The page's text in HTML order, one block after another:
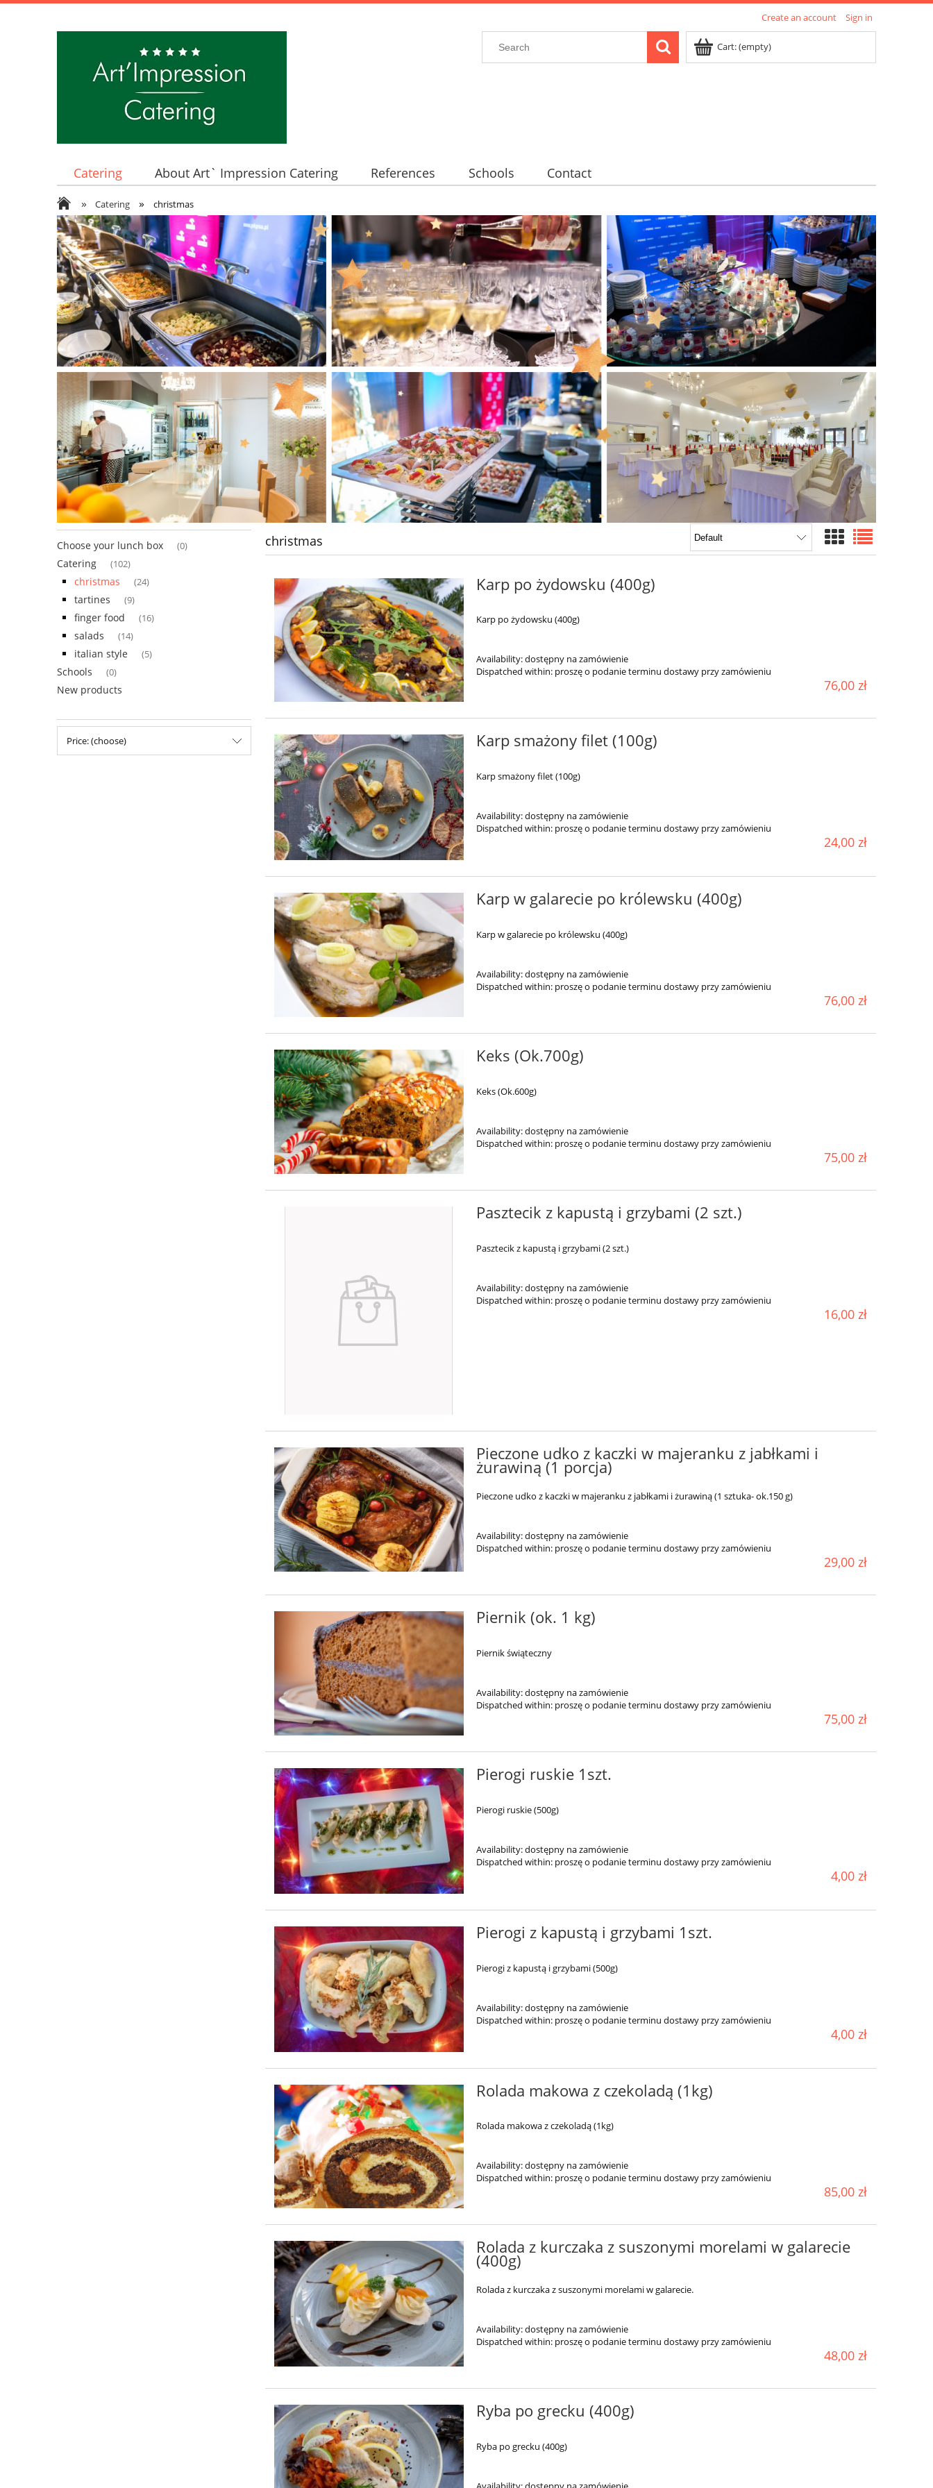
Create an account Sign in
Cart:(empty)
Catering About Art` Impression Catering References Schools Contact
» Catering » christmas
Choose your lunch box (0)
Catering (102)
christmas (24)
tartines (9)
finger food (16)
salads (14)
italian style (5)
Schools (0)
New products
Price: (choose)
christmas
Karp po żydowsku (400g)
Karp po żydowsku (400g)
Availability:dostępny na zamówienie
Dispatched within: proszę o podanie terminu dostawy przy zamówieniu
76,00 zł
Karp smażony filet (100g)
Karp smażony filet (100g)
Availability:dostępny na zamówienie
Dispatched within: proszę o podanie terminu dostawy przy zamówieniu
24,00 zł
Karp w galarecie po królewsku (400g)
Karp w galarecie po królewsku (400g)
Availability:dostępny na zamówienie
Dispatched within: proszę o podanie terminu dostawy przy zamówieniu
76,00 zł
Keks (Ok.700g)
Keks (Ok.600g)
Availability:dostępny na zamówienie
Dispatched within: proszę o podanie terminu dostawy przy zamówieniu
75,00 zł
Pasztecik z kapustą i grzybami (2 szt.)
Pasztecik z kapustą i grzybami (2 szt.)
Availability:dostępny na zamówienie
Dispatched within: proszę o podanie terminu dostawy przy zamówieniu
16,00 zł
Pieczone udko z kaczki w majeranku z jabłkami i
żurawiną (1 porcja)
Pieczone udko z kaczki w majeranku z jabłkami i żurawiną (1 sztuka- ok.150 g)
Availability:dostępny na zamówienie
Dispatched within: proszę o podanie terminu dostawy przy zamówieniu
29,00 zł
Piernik (ok. 1 kg)
Piernik świąteczny
Availability:dostępny na zamówienie
Dispatched within: proszę o podanie terminu dostawy przy zamówieniu
75,00 zł
Pierogi ruskie 1szt.
Pierogi ruskie (500g)
Availability:dostępny na zamówienie
Dispatched within: proszę o podanie terminu dostawy przy zamówieniu
4,00 zł
Pierogi z kapustą i grzybami 1szt.
Pierogi z kapustą i grzybami (500g)
Availability:dostępny na zamówienie
Dispatched within: proszę o podanie terminu dostawy przy zamówieniu
4,00 zł
Rolada makowa z czekoladą (1kg)
Rolada makowa z czekoladą (1kg)
Availability:dostępny na zamówienie
Dispatched within: proszę o podanie terminu dostawy przy zamówieniu
85,00 zł
Rolada z kurczaka z suszonymi morelami w galarecie
(400g)
Rolada z kurczaka z suszonymi morelami w galarecie.
Availability:dostępny na zamówienie
Dispatched within: proszę o podanie terminu dostawy przy zamówieniu
48,00 zł
Ryba po grecku (400g)
Ryba po grecku (400g)